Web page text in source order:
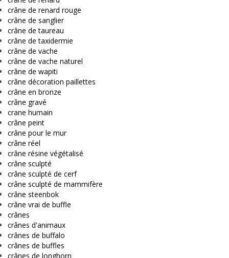
crâne de renard rouge
crâne de sanglier
crâne de taureau
crâne de taxidermie
crâne de vache
crâne de vache naturel
crâne de wapiti
crâne décoration paillettes
crâne en bronze
crâne gravé
crane humain
crâne peint
crâne pour le mur
crâne réel
crâne résine végétalisé
crâne sculpté
crâne sculpté de cerf
crâne sculpté de mammifère
crâne steenbok
crâne vrai de buffle
crânes
crânes d'animaux
crânes de buffalo
crânes de buffles
crânes de longhorn